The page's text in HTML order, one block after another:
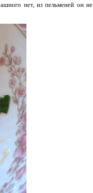
нет, из пельменей он не